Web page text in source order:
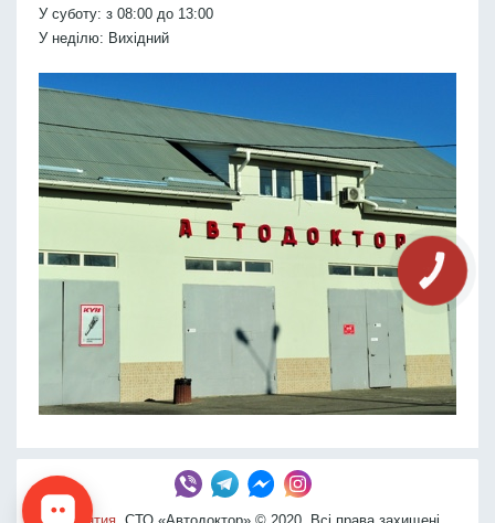
У суботу: з 08:00 до 13:00
У неділю: Вихідний
КНОПКА
СВЯЗИ